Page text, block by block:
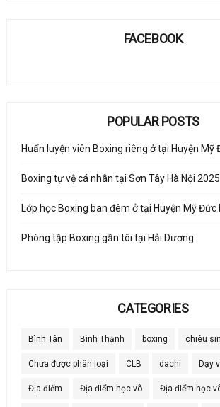
FACEBOOK
POPULAR POSTS
Huấn luyện viên Boxing riêng ở tại Huyện Mỹ
Boxing tự vệ cá nhân tại Sơn Tây Hà Nội 2025
Lớp học Boxing ban đêm ở tại Huyện Mỹ Đức
Phòng tập Boxing gần tôi tại Hải Dương
CATEGORIES
Bình Tân Bình Thạnh boxing chiêu
Chưa được phân loại CLB dachi Dạy
Địa điểm Địa điểm học võ Địa điểm học